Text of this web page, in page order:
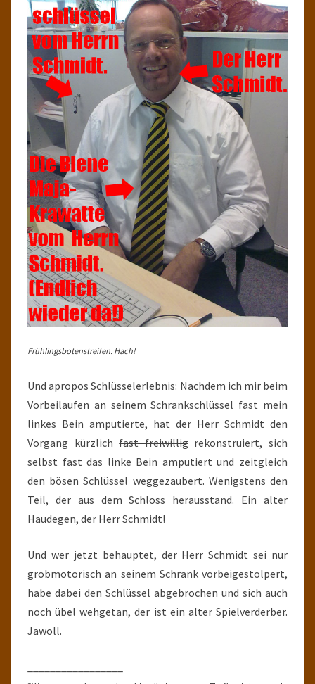
Frühlingsbotenstreifen. Hach!
Und apropos Schlüsselerlebnis: Nachdem ich mir beim
Vorbeilaufen an seinem Schrankschlüssel fast mein
linkes Bein amputierte, hat der Herr Schmidt den
Vorgang kürzlichfast freiwilligrekonstruiert, sich
selbst fast das linke Bein amputiert und zeitgleich
den bösen Schlüssel weggezaubert. Wenigstens den
Teil, der aus dem Schloss herausstand. Ein alter
Haudegen, der Herr Schmidt!
Und wer jetzt behauptet, der Herr Schmidt sei nur
grobmotorisch an seinem Schrank vorbeigestolpert,
habe dabei den Schlüssel abgebrochen und sich auch
noch übel wehgetan, der ist ein alter Spielverderber.
Jawoll.